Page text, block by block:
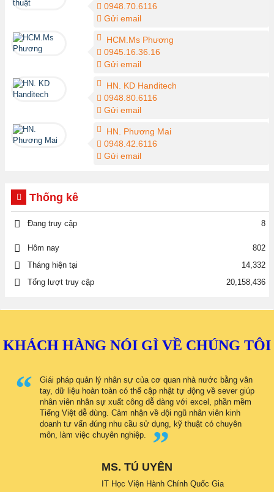
0948.70.6116
Gửi email
HCM.Ms Phương
0945.16.36.16
Gửi email
HN. KD Handitech
0948.80.6116
Gửi email
HN. Phương Mai
0948.42.6116
Gửi email
Thống kê
Đang truy cập 8
Hôm nay
802
Tháng hiện tại
14,332
Tổng lượt truy cập
20,158,436
KHÁCH HÀNG NÓI GÌ VỀ CHÚNG TÔI
Giái pháp quản lý nhân sự của cơ quan nhà nước bằng vân
tay, dữ liệu hoàn toàn có thể cập nhật tự động về sever giúp
nhân viên nhân sự xuất công dễ dàng với excel, phần mềm
Tiếng Việt dễ dùng. Cảm nhận về đội ngũ nhân viên kinh
doanh tư vấn đúng nhu cầu sử dụng, kỹ thuật có chuyên
môn, làm việc chuyên nghiệp.
MS. TÚ UYÊN
IT Học Viện Hành Chính Quốc Gia